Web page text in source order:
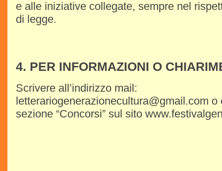
e alle iniziative collegate, sempre nel
di legge.
4. PER INFORMAZIONI O
Scrivere all’indirizzo mail:
letterariogenerazionecultura@gmail.com o
sezione “Concorsi” sul sito